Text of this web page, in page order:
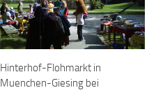
Hinterhof-Flohmarkt in
Muenchen-Giesing bei